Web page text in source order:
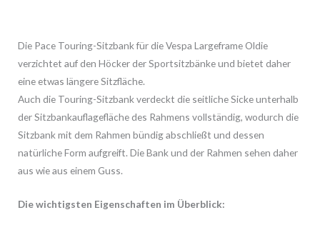
Die Pace Touring-Sitzbank für die Vespa Largeframe Oldie
verzichtet auf den Höcker der Sportsitzbänke und bietet daher
eine etwas längere Sitzfläche.
Auch die Touring-Sitzbank verdeckt die seitliche Sicke unterhalb
der Sitzbankauflagefläche des Rahmens vollständig, wodurch die
Sitzbank mit dem Rahmen bündig abschließt und dessen
natürliche Form aufgreift. Die Bank und der Rahmen sehen daher
aus wie aus einem Guss.
Die wichtigsten Eigenschaften im Überblick: